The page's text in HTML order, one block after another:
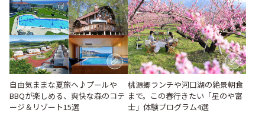
自由気ままな夏旅へ♪プールや
BBQが楽しめる、爽快な森のコテ
ージ＆リゾート15選
桃源郷ランチや河口湖の絶景朝食
まで。この春行きたい「星のや富
士」体験プログラム4選